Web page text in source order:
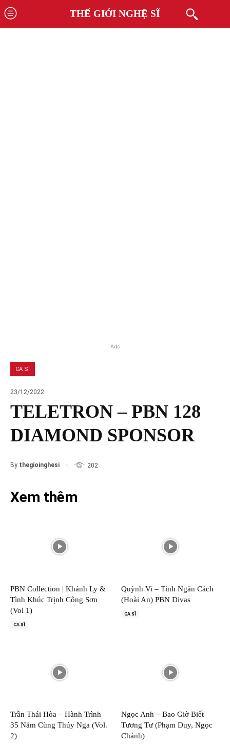
THẾ GIỚI NGHỆ SĨ
Ads
CA SĨ
23/12/2022
TELETRON – PBN 128
DIAMOND SPONSOR
By thegioinghesi 202
Xem thêm
PBN Collection | Khánh Ly &
Tình Khúc Trịnh Công Sơn
(Vol 1)
CA SĨ
Quỳnh Vi – Tình Ngăn Cách
(Hoài An) PBN Divas
CA SĨ
Trần Thái Hòa – Hành Trình
35 Năm Cùng Thúy Nga (Vol.
2)
Ngọc Anh – Bao Giờ Biết
Tương Tư (Phạm Duy, Ngọc
Chánh)